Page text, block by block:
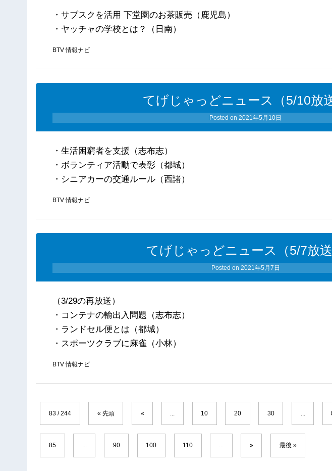
・サブスクを活用 下堂園のお茶販売（鹿児島）
・ヤッチャの学校とは？（日南）
BTV 情報ナビ
てげじゃっどニュース（5/10放送
Posted on2021年5月10日
・生活困窮者を支援（志布志）
・ボランティア活動で表彰（都城）
・シニアカーの交通ルール（西諸）
BTV 情報ナビ
てげじゃっどニュース（5/7放送
Posted on 2021年5月7日
（3/29の再放送）
・コンテナの輸出入問題（志布志）
・ランドセル便とは（都城）
・スポーツクラブに麻雀（小林）
BTV 情報ナビ
83 / 244 « 先頭 « ... 10 20 30 ...
85 ... 90 100 110 ... » 最後 »